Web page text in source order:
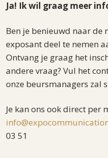
Ja! Ik wil graag meer
Ben je benieuwd naar de
exposant deel te nemen
Ontvang je graag het
andere vraag? Vul het
onze beursmanagers zal
Je kan ons ook direct per
03 51